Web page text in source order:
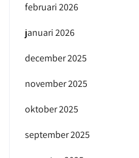
februari 2026
januari 2026
december 2025
november 2025
oktober 2025
september 2025